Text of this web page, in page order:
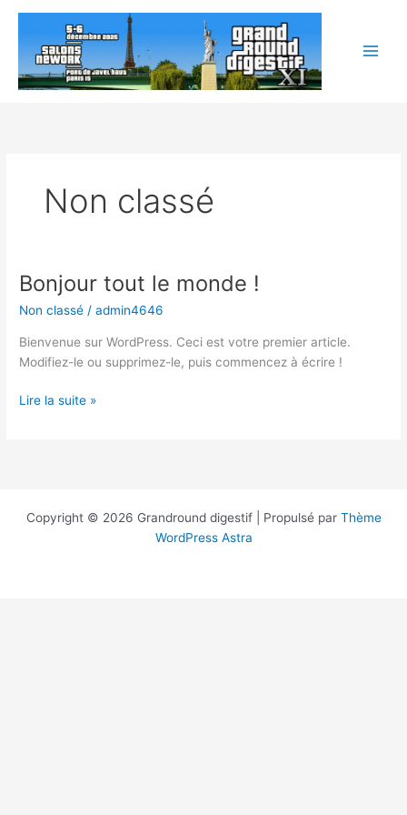
contenu
Non classé
Bonjour tout le monde !
Non classé /admin4646
Bienvenue sur WordPress. Ceci est votre premier article.
Modifiez-le ou supprimez-le, puis commencez à écrire !
Bonjour
Lire la suite »
Copyright © 2026 Grandround digestif | Propulsé par Thème
WordPress Astra